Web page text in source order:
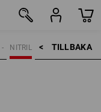
TILLBAKA    >
NITRIL